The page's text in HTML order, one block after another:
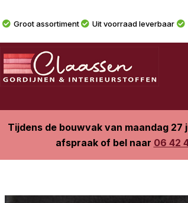
Groot assortiment Uit voorraad leverbaar
Tijdens de bouwvak van maandag
afspraak of bel naar 06 42